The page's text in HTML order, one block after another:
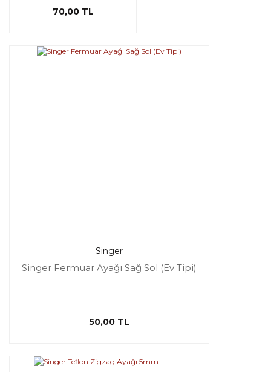
70,00 TL
Singer
Singer Fermuar Ayağı Sağ Sol (Ev Tipi)
50,00 TL